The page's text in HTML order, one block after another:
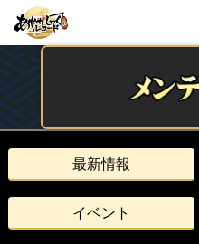
最新情報
イベント